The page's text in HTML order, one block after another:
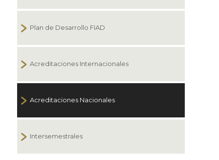
Plan de Desarrollo FIAD
Acreditaciones Internacionales
Acreditaciones Nacionales
Intersemestrales